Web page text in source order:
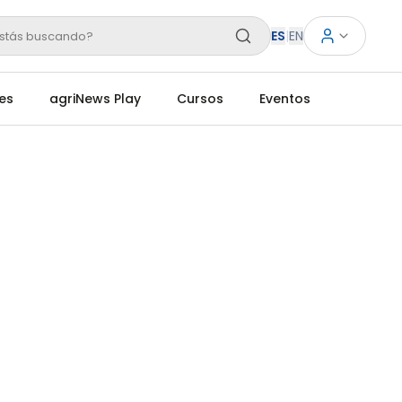
buscando? ES|EN
agriNews Play Cursos Eventos